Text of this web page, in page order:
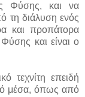
Φύσης, και να
τη διάλυση ενός
και προπάτορα
και είναι ο
τεχνίτη επειδή
μέσα, όπως από